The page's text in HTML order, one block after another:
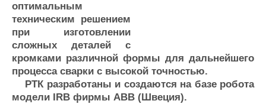
оптимальным
техническим решением
при изготовлении
сложных деталей с
кромками различной формы для дальнейшего
процесса сварки с высокой точностью.
РТК разработаны и создаются на базе робота
модели IRB фирмы АВВ (Швеция).